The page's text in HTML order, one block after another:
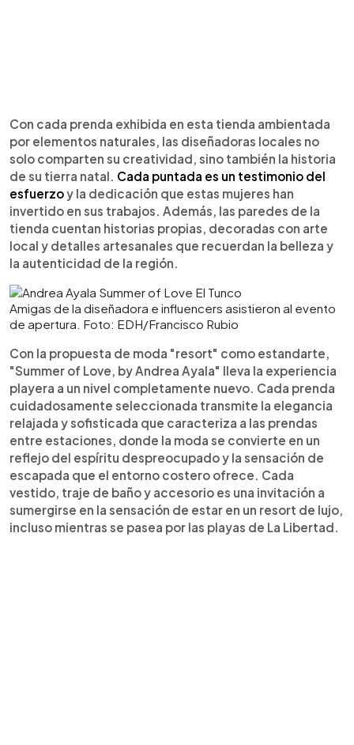
Con cada prenda exhibida en esta tienda ambientada
por elementos naturales, las diseñadoras locales no
solo comparten su creatividad, sino también la historia
de su tierra natal. Cada puntada es un testimonio del
esfuerzoy la dedicación que estas mujeres han
invertido en sus trabajos. Además, las paredes de la
tienda cuentan historias propias, decoradas con arte
local y detalles artesanales que recuerdan la belleza y
la autenticidad de la región.
Amigas de la diseñadora e influencers asistieron al evento
de apertura. Foto: EDH/Francisco Rubio
Con la propuesta de moda "resort" como estandarte,
"Summer of Love, by Andrea Ayala" lleva la experiencia
playera a un nivel completamente nuevo. Cada prenda
cuidadosamente seleccionada transmite la elegancia
relajada y sofisticada que caracteriza a las prendas
entre estaciones, donde la moda se convierte en un
reflejo del espíritu despreocupado y la sensación de
escapada que el entorno costero ofrece. Cada
vestido, traje de baño y accesorio es una invitación a
sumergirse en la sensación de estar en un resort de lujo,
incluso mientras se pasea por las playas de La Libertad.